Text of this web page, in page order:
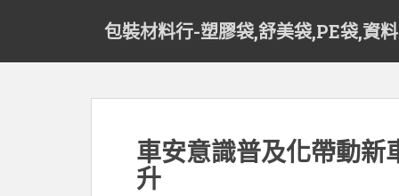
包裝材料行-塑膠袋,舒美袋,PE袋,資
車安意識普及化帶動新
升